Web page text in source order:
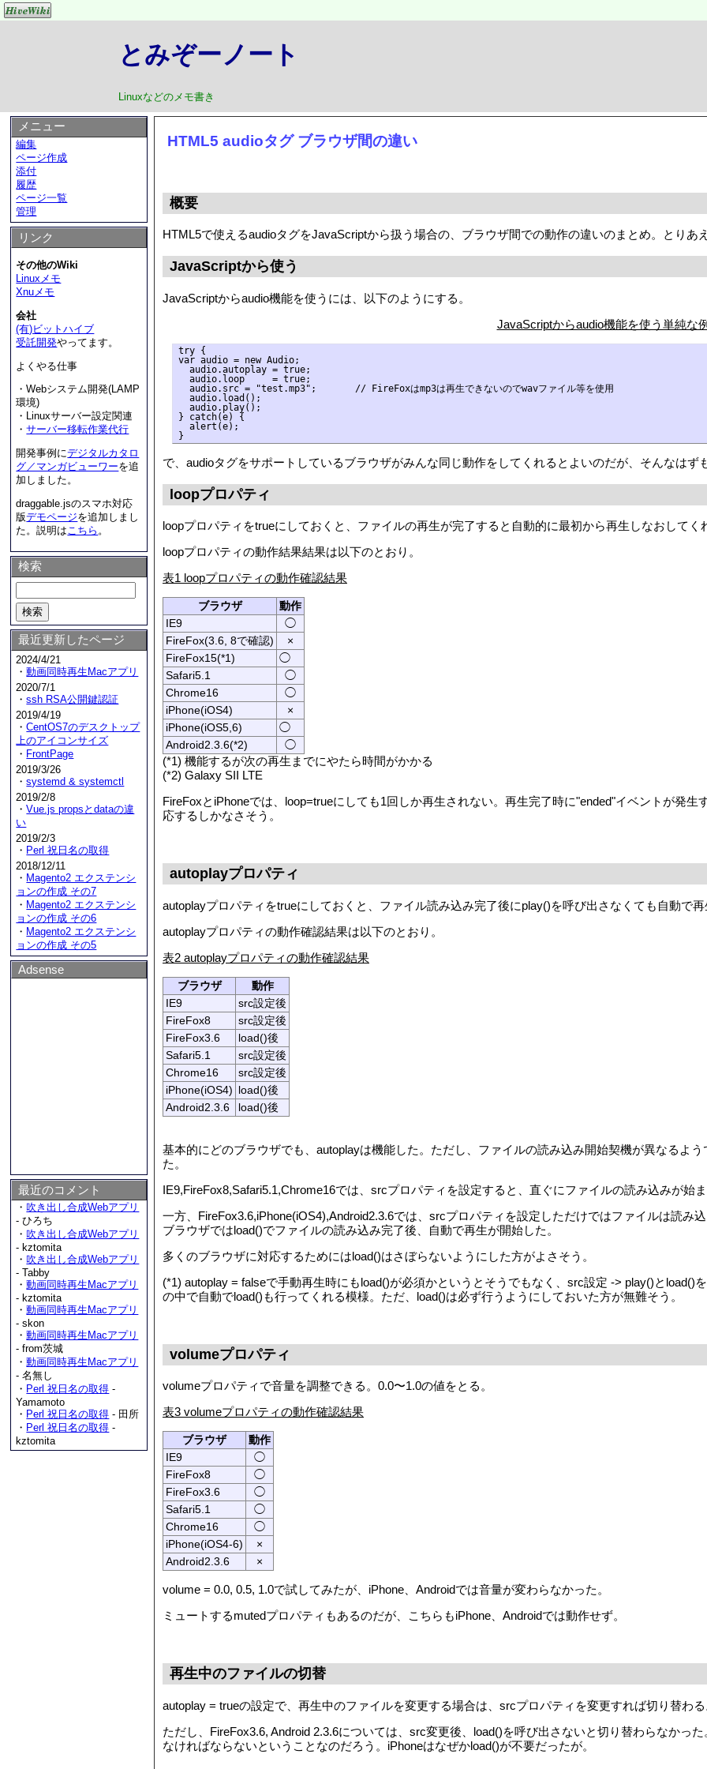
とみぞーノート
Linuxなどのメモ書き
HTML5 audioタグ ブラウザ間の違い
概要
HTML5で使えるaudioタグをJavaScriptから扱う場合の、ブラウザ間での動作の違いのまとめ。とりあ
JavaScriptから使う
JavaScriptからaudio機能を使うには、以下のようにする。
JavaScriptからaudio機能を使う単純な
try {
var audio = new Audio;
  audio.autoplay = true;
  audio.loop     = true;
  audio.src = "test.mp3";       // FireFoxはmp3は再生できないのでwavファイル等を使用
  audio.load();
  audio.play();
} catch(e) {
  alert(e);
で、audioタグをサポートしているブラウザがみんな同じ動作をしてくれるとよいのだが、そんなはず
loopプロパティ
loopプロパティをtrueにしておくと、ファイルの再生が完了すると自動的に最初から再生しなおしてく
loopプロパティの動作結果結果は以下のとおり。
表1 loopプロパティの動作確認結果
ブラウザ
動作
IE9
◯
FireFox(3.6, 8で確認)
×
FireFox15(*1)
◯
Safari5.1
◯
Chrome16
◯
iPhone(iOS4)
×
iPhone(iOS5,6)
◯
Android2.3.6(*2)
◯
(*1) 機能するが次の再生までにやたら時間がかかる
(*2) Galaxy SII LTE
FireFoxとiPhoneでは、loop=trueにしても1回しか再生されない。再生完了時に"ended"イベントが発
応するしかなさそう。
autoplayプロパティ
autoplayプロパティをtrueにしておくと、ファイル読み込み完了後にplay()を呼び出さなくても自動で再
autoplayプロパティの動作確認結果は以下のとおり。
表2 autoplayプロパティの動作確認結果
ブラウザ
動作
IE9
src設定後
FireFox8
src設定後
FireFox3.6
load()後
Safari5.1
src設定後
Chrome16
src設定後
iPhone(iOS4) load()後
Android2.3.6
load()後
基本的にどのブラウザでも、autoplayは機能した。ただし、ファイルの読み込み開始契機が異なるよ
た。
IE9,FireFox8,Safari5.1,Chrome16では、srcプロパティを設定すると、直ぐにファイルの読み込みが始
一方、FireFox3.6,iPhone(iOS4),Android2.3.6では、srcプロパティを設定しただけではファイルは読み
ブラウザではload()でファイルの読み込み完了後、自動で再生が開始した。
多くのブラウザに対応するためにはload()はさぼらないようにした方がよさそう。
(*1) autoplay = falseで手動再生時にもload()が必須かというとそうでもなく、src設定 -> play()と
の中で自動でload()も行ってくれる模様。ただ、load()は必ず行うようにしておいた方が無難そう。
volumeプロパティ
volumeプロパティで音量を調整できる。0.0〜1.0の値をとる。
表3 volumeプロパティの動作確認結果
ブラウザ
動作
IE9
◯
FireFox8
◯
FireFox3.6
◯
Safari5.1
◯
Chrome16
◯
iPhone(iOS4-6)
×
Android2.3.6
×
volume = 0.0, 0.5, 1.0で試してみたが、iPhone、Androidでは音量が変わらなかった。
ミュートするmutedプロパティもあるのだが、こちらもiPhone、Androidでは動作せず。
再生中のファイルの切替
autoplay = trueの設定で、再生中のファイルを変更する場合は、srcプロパティを変更すれば切り替わ
ただし、FireFox3.6, Android 2.3.6については、src変更後、load()を呼び出さないと切り替わらなかっ
なければならないということなのだろう。iPhoneはなぜかload()が不要だったが。
メニュー
編集
ページ作成
添付
履歴
ページ一覧
管理
リンク
その他のWiki
Linuxメモ
Xnuメモ
会社
(有)ビットハイブ
受託開発やってます。
よくやる仕事
・Webシステム開発(LAMP
環境)
・Linuxサーバー設定関連
・サーバー移転作業代行
開発事例にデジタルカタロ
グ／マンガビューワーを追
加しました。
draggable.jsのスマホ対応
版デモページを追加しまし
た。説明はこちら 。
検索
最近更新したページ
2024/4/21
・動画同時再生Macアプリ
2020/7/1
・ssh RSA公開鍵認証
2019/4/19
・CentOS7のデスクトップ
上のアイコンサイズ
・ FrontPage
2019/3/26
・systemd & systemctl
2019/2/8
・Vue.js propsとdataの違
い
2019/2/3
・ Perl 祝日名の取得
2018/12/11
・ Magento2 エクステンシ
ョンの作成 その7
・ Magento2 エクステンシ
ョンの作成 その6
・ Magento2 エクステンシ
ョンの作成 その5
Adsense
最近のコメント
・ 吹き出し合成Webアプリ
- ひろち
・ 吹き出し合成Webアプリ
- kztomita
・ 吹き出し合成Webアプリ
- Tabby
・動画同時再生Macアプリ
- kztomita
・動画同時再生Macアプリ
- skon
・動画同時再生Macアプリ
- from茨城
・動画同時再生Macアプリ
- 名無し
・ Perl 祝日名の取得 -
Yamamoto
・ Perl 祝日名の取得 - 田所
・ Perl 祝日名の取得 -
kztomita